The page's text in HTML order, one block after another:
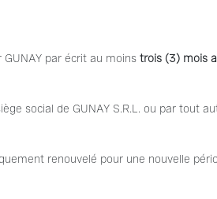
par écrit au moins trois (3) mois
social de GUNAY S.R.L. ou par tout
renouvelé pour une nouvelle